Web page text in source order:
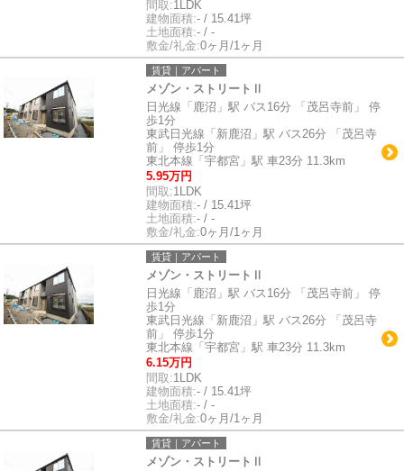
間取:1LDK
建物面積:- / 15.41坪
土地面積:- / -
敷金/礼金:0ヶ月/1ヶ月
賃貸｜アパート
メゾン・ストリートⅡ
日光線「鹿沼」駅 バス16分 「茂呂寺前」 停
歩1分
東武日光線「新鹿沼」駅 バス26分 「茂呂寺
前」 停歩1分
東北本線「宇都宮」駅 車23分 11.3km
5.95万円
間取:1LDK
建物面積:- / 15.41坪
土地面積:- / -
敷金/礼金:0ヶ月/1ヶ月
賃貸｜アパート
メゾン・ストリートⅡ
日光線「鹿沼」駅 バス16分 「茂呂寺前」 停
歩1分
東武日光線「新鹿沼」駅 バス26分 「茂呂寺
前」 停歩1分
東北本線「宇都宮」駅 車23分 11.3km
6.15万円
間取:1LDK
建物面積:- / 15.41坪
土地面積:- / -
敷金/礼金:0ヶ月/1ヶ月
賃貸｜アパート
メゾン・ストリートⅡ